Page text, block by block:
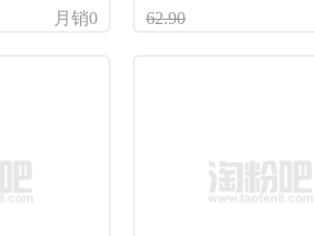
月销0 62.90